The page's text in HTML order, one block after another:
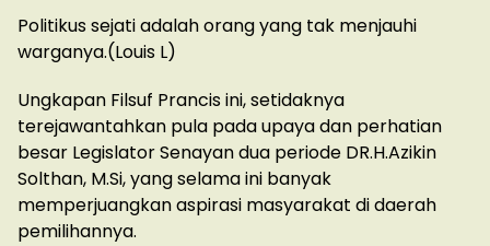
Politikus sejati adalah orang yang tak menjauhi
warganya.(Louis L)
Ungkapan Filsuf Prancis ini, setidaknya
terejawantahkan pula pada upaya dan perhatian
besar Legislator Senayan dua periode DR.H.Azikin
Solthan, M.Si, yang selama ini banyak
memperjuangkan aspirasi masyarakat di daerah
pemilihannya.